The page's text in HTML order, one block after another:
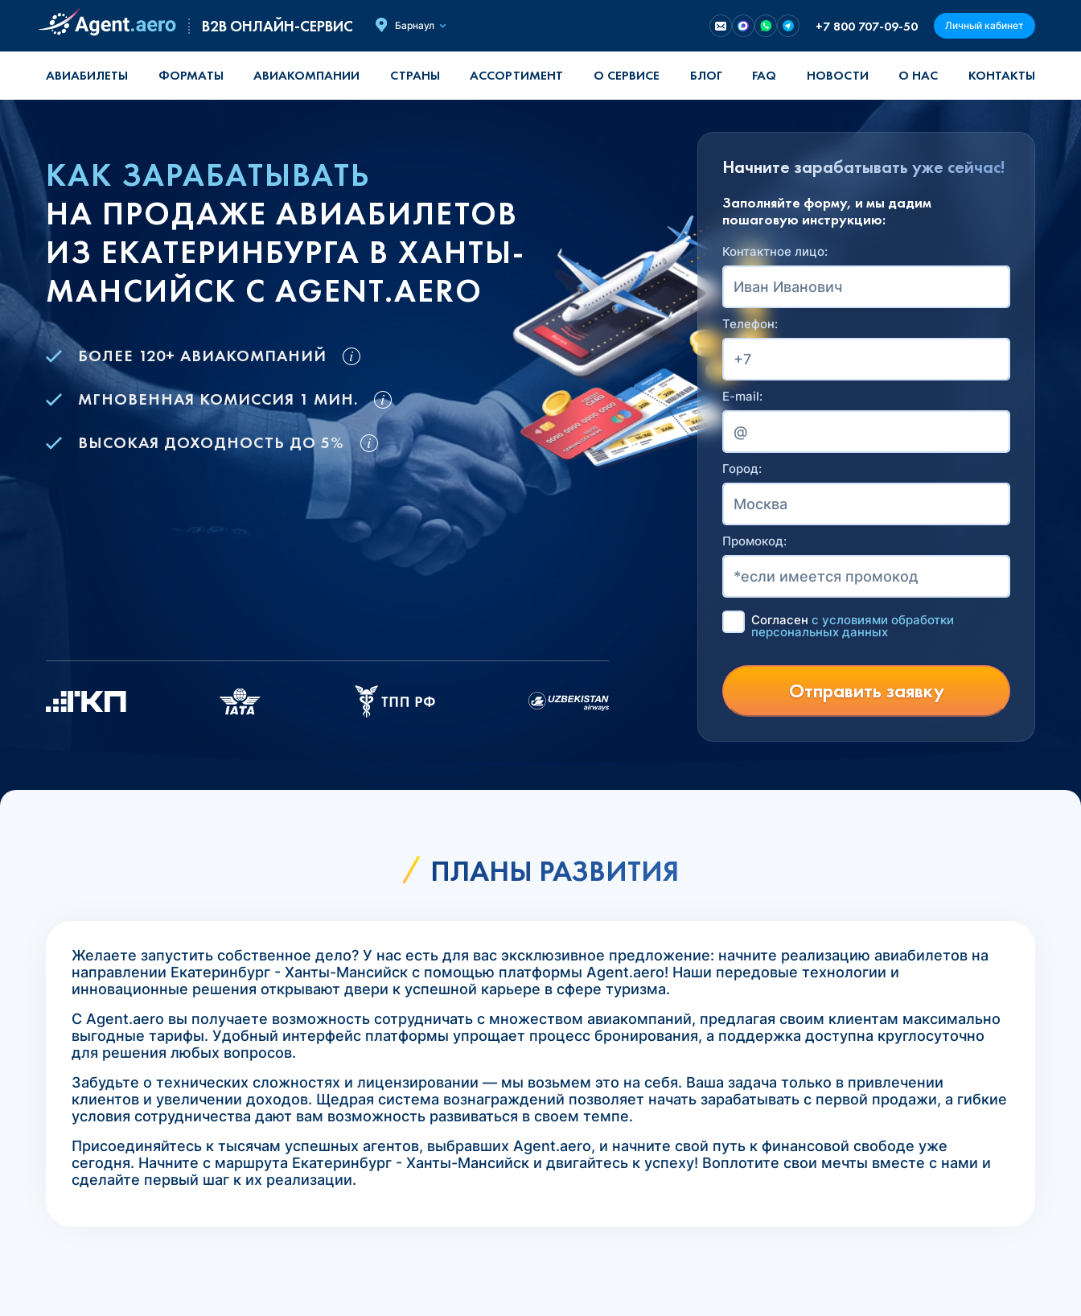
B2B ОНЛАЙН-СЕРВИС Барнаул +7 800 707-09-50 Личный кабинет
АВИАБИЛЕТЫ ФОРМАТЫ АВИАКОМПАНИИ СТРАНЫ АССОРТИМЕНТ О СЕРВИСЕ БЛОГ FAQ НОВОСТИ О НАС КОНТАКТЫ
КАК ЗАРАБАТЫВАТЬ
НА ПРОДАЖЕ АВИАБИЛЕТОВ
ИЗ ЕКАТЕРИНБУРГА В ХАНТЫ-
МАНСИЙСК С AGENT.AERO
БОЛЕЕ 120+ АВИАКОМПАНИЙ
МГНОВЕННАЯ КОМИССИЯ 1 МИН.
ВЫСОКАЯ ДОХОДНОСТЬ ДО 5%
Начните зарабатывать уже сейчас!
Заполняйте форму, и мы дадим
пошаговую инструкцию:
Контактное лицо:
Телефон:
E-mail:
Город:
Промокод:
Согласен с условиями обработки
персональных данных
Отправить заявку
ПЛАНЫ РАЗВИТИЯ
Желаете запустить собственное дело? У нас есть для вас эксклюзивное предложение: начните реализацию авиабилетов на
направлении Екатеринбург - Ханты-Мансийск с помощью платформы Agent.aero! Наши передовые технологии и
инновационные решения открывают двери к успешной карьере в сфере туризма.
С Agent.aero вы получаете возможность сотрудничать с множеством авиакомпаний, предлагая своим клиентам максимально
выгодные тарифы. Удобный интерфейс платформы упрощает процесс бронирования, а поддержка доступна круглосуточно
для решения любых вопросов.
Забудьте о технических сложностях и лицензировании — мы возьмем это на себя. Ваша задача только в привлечении
клиентов и увеличении доходов. Щедрая система вознаграждений позволяет начать зарабатывать с первой продажи, а гибкие
условия сотрудничества дают вам возможность развиваться в своем темпе.
Присоединяйтесь к тысячам успешных агентов, выбравших Agent.aero, и начните свой путь к финансовой свободе уже
сегодня. Начните с маршрута Екатеринбург - Ханты-Мансийск и двигайтесь к успеху! Воплотите свои мечты вместе с нами и
сделайте первый шаг к их реализации.